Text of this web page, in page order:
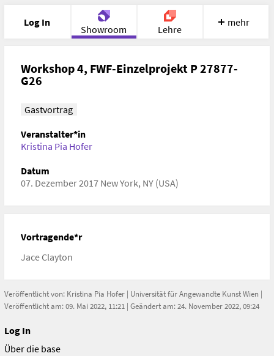
Log In
Showroom Lehre
Portfolio Image Cloud Chat
mehr
Workshop 4, FWF-Einzelprojekt P 27877-
G26
Gastvortrag
Veranstalter*in
Kristina Pia Hofer
Datum
07. Dezember 2017 New York, NY (USA)
Vortragende*r
Jace Clayton
Veröffentlicht von: Kristina Pia Hofer| Universität für Angewandte Kunst Wien |
Veröffentlicht am: 09. Mai 2022, 11:21 | Geändert am: 24. November 2022, 09:24
Log In
Über die base